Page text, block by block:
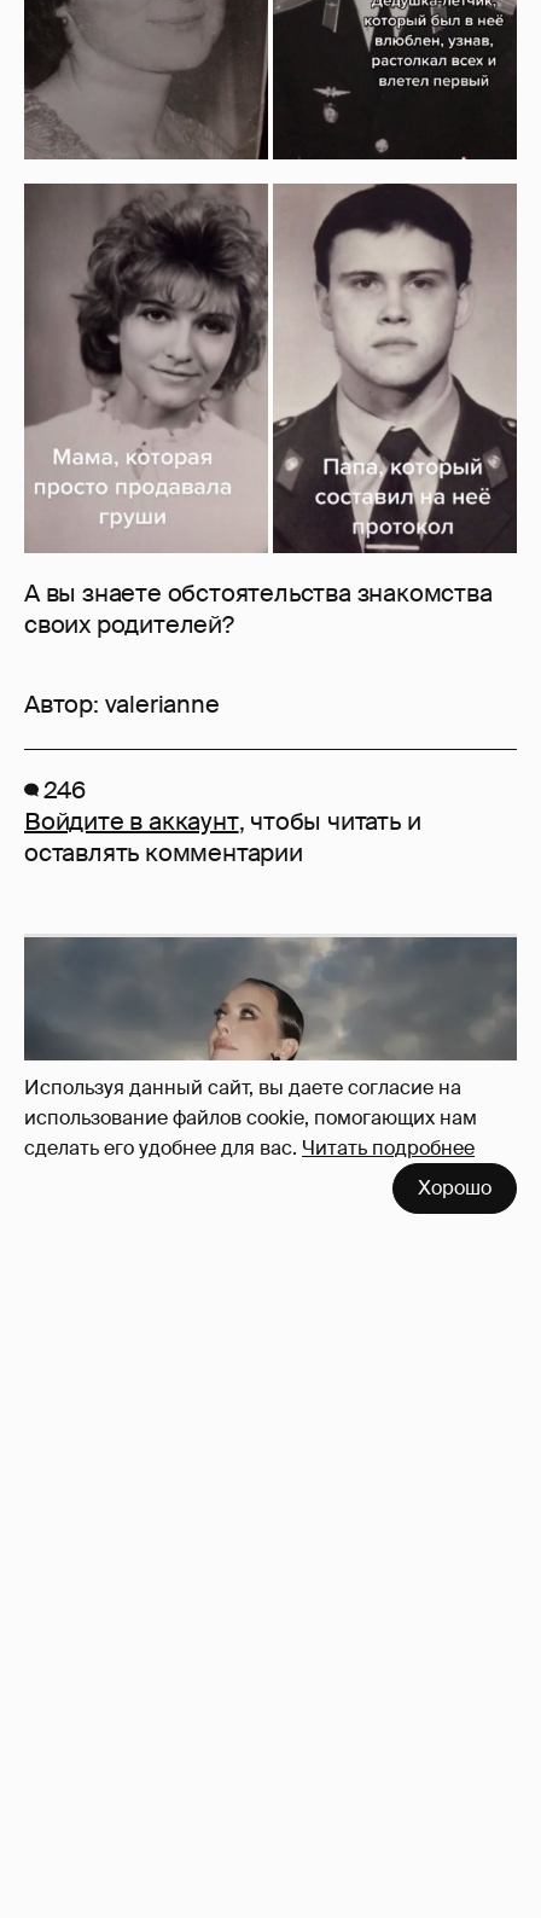
Используя данный сайт, вы даете согласие на
использование файлов cookie, помогающих нам
сделать его удобнее для вас. Читать подробнее
Хорошо
А вы знаете обстоятельства знакомства
своих родителей?
Автор: valerianne
246
Войдите в аккаунт, чтобы читать и
оставлять комментарии